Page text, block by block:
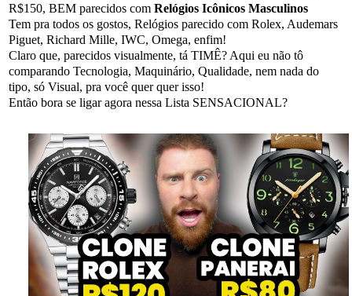
R$150, BEM parecidos com Relógios Icônicos Masculinos
Tem pra todos os gostos, Relógios parecido com Rolex, Audemars
Piguet, Richard Mille, IWC, Omega, enfim!
Claro que, parecidos visualmente, tá TIMÊ? Aqui eu não tô
comparando Tecnologia, Maquinário, Qualidade, nem nada do
tipo, só Visual, pra você quer quer isso!
Então bora se ligar agora nessa Lista SENSACIONAL?